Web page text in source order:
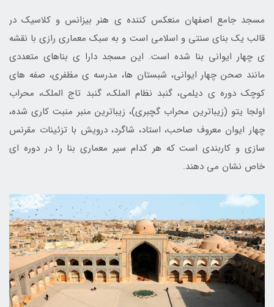
مسجد جامع اصفهان منعکس کننده ی هنر بیزانس و کلاسیک در
قالب یک بنای سنتی و اسلامی است و به سبک معماری رازی با نقشه
ی چهار ایوانی بنا شده است. این مسجد دارا ی بناهای متعددی
مانند صحن چهار ایوانی، شبستان ها، مدرسه ی مظفری، صفه های
کوچک دوره ی دیلمی، گنبد نظام الملک، گنبد تاج الملک، محراب
اولجا یتو (زیباترین محراب گچبری)، زیباترین منبر منبت کاری شده،
چهار ایوان معروف صاحب، استاد، شاگرد، درویش با تزئینات مقرنس
سازی و کاربندی است که هر کدام سیر معماری بنا را در دوره ای
خاص نشان می دهند.